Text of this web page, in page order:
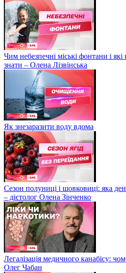
Чим небезпечні міські фонтани і
знати – Олена Лізвінська
Як знезаразити воду вдома
Сезон полуниці і шовковиці: яка
– дієтолог Олена Зінченко
Легалізація медичного канабісу:
Олег Чабан